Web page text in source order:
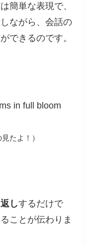
簡単な表現で、
ながら、会話の
できるのです。
in full bloom
たよ！）
しするだけで
ことが伝わりま